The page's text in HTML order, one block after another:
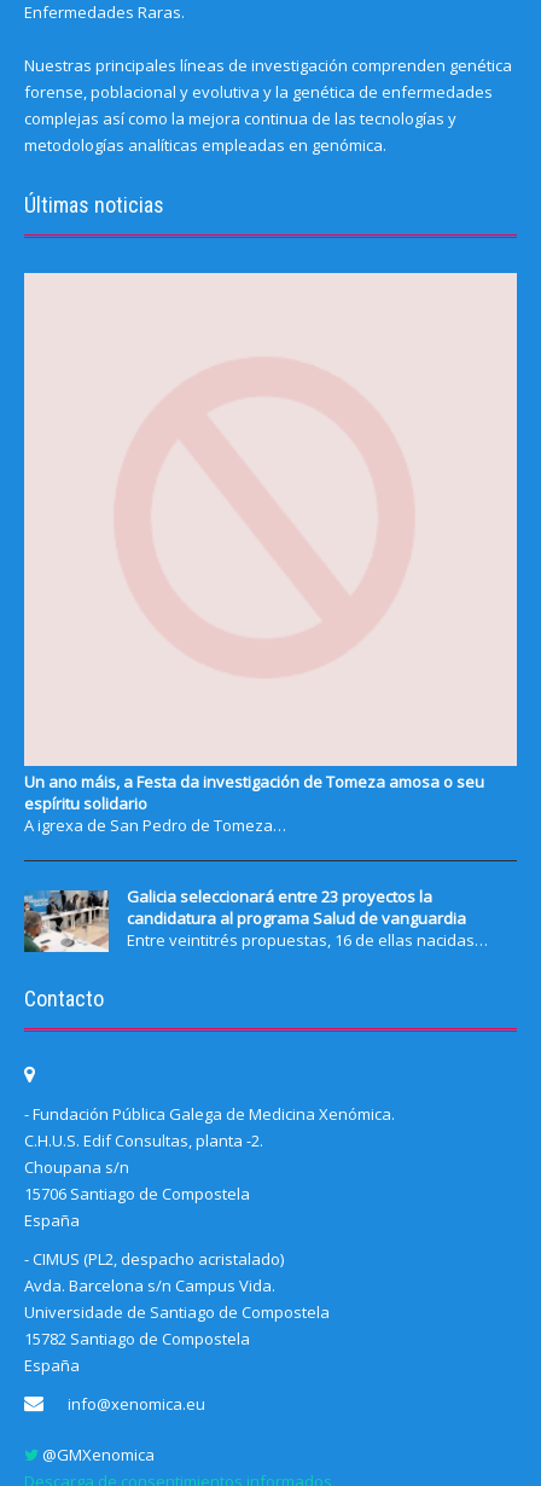
Enfermedades Raras.
Nuestras principales líneas de investigación comprenden genética
forense, poblacional y evolutiva y la genética de enfermedades
complejas así como la mejora continua de las tecnologías y
metodologías analíticas empleadas en genómica.
Últimas noticias
Un ano máis, a Festa da investigación de Tomeza amosa o seu
espíritu solidario
A igrexa de San Pedro de Tomeza…
Galicia seleccionará entre 23 proyectos la
candidatura al programa Salud de vanguardia
Entre veintitrés propuestas, 16 de ellas nacidas…
Contacto
- Fundación Pública Galega de Medicina Xenómica.
C.H.U.S. Edif Consultas, planta -2.
Choupana s/n
15706 Santiago de Compostela
España
- CIMUS (PL2, despacho acristalado)
Avda. Barcelona s/n Campus Vida.
Universidade de Santiago de Compostela
15782 Santiago de Compostela
España
info@xenomica.eu
@GMXenomica
Descarga de consentimientos informados